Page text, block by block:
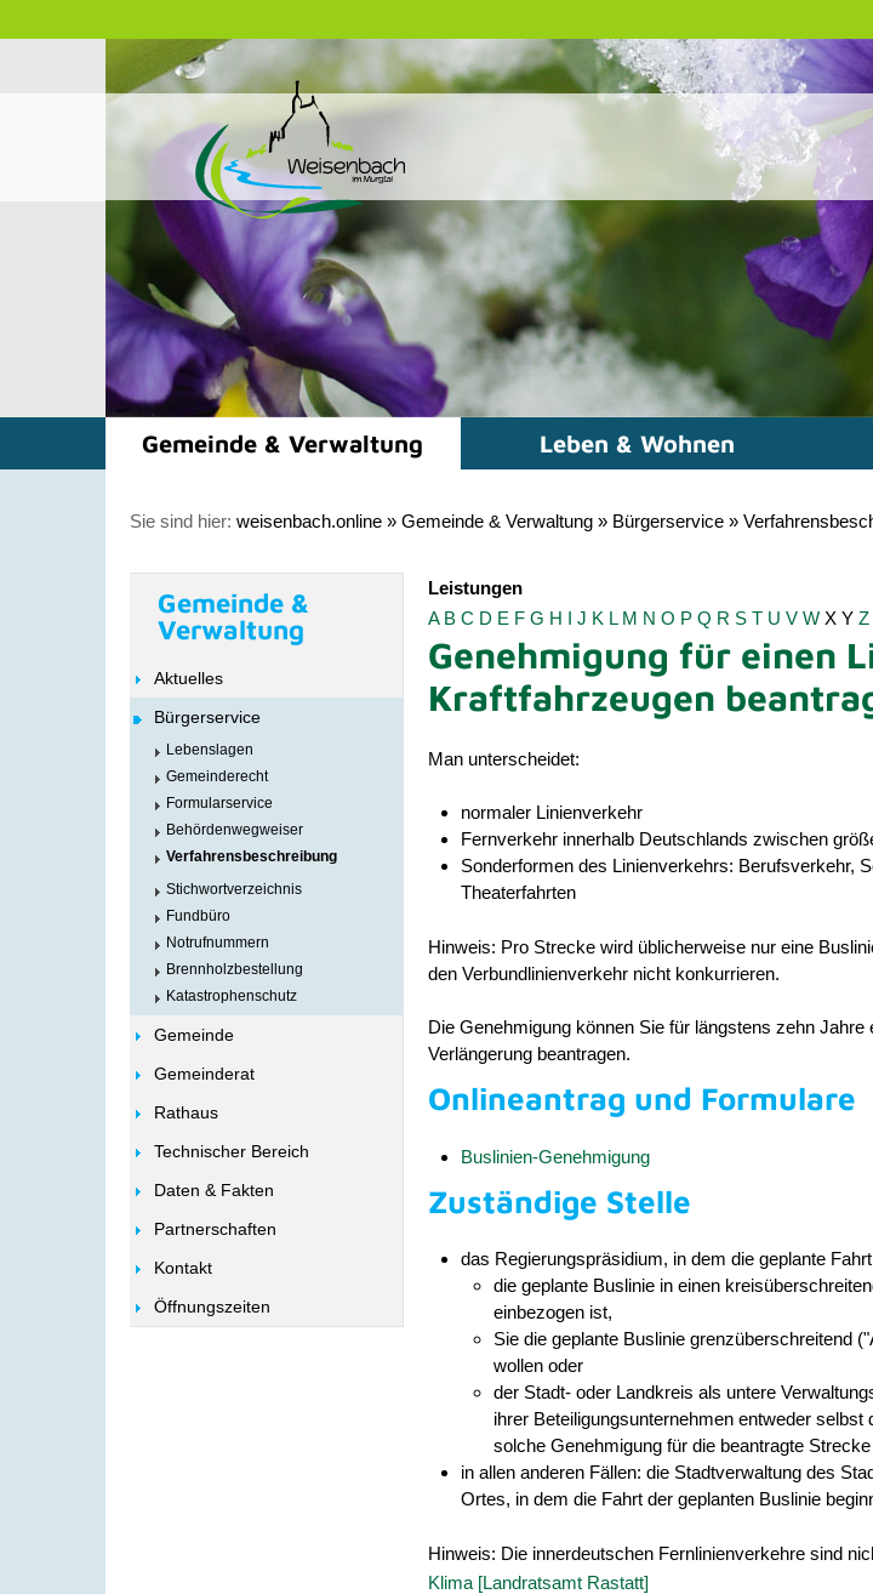
Gemeinde & Verwaltung Leben & Wohnen
Sie sind hier: weisenbach.online » Gemeinde & Verwaltung » Bürgerservice »
Gemeinde &
Verwaltung
Aktuelles
Bürgerservice
Lebenslagen
Gemeinderecht
Formularservice
Behördenwegweiser
Verfahrensbeschreibung
Stichwortverzeichnis
Fundbüro
Notrufnummern
Brennholzbestellung
Katastrophenschutz
Gemeinde
Gemeinderat
Rathaus
Technischer Bereich
Daten & Fakten
Partnerschaften
Kontakt
Öffnungszeiten
Leistungen
A B C D E F G H I J K L M N O P Q R S T U V W X Y Z
Genehmigung für einen
Kraftfahrzeugen
Man unterscheidet:
normaler Linienverkehr
Fernverkehr innerhalb Deutschlands zwischen
Sonderformen des Linienverkehrs: Berufsverkehr,
Theaterfahrten
Hinweis: Pro Strecke wird üblicherweise nur eine
den Verbundlinienverkehr nicht konkurrieren.
Die Genehmigung können Sie für längstens zehn
Verlängerung beantragen.
Onlineantrag und Formulare
Buslinien-Genehmigung
Zuständige Stelle
das Regierungspräsidium, in dem die geplante
die geplante Buslinie in einen
einbezogen ist,
Sie die geplante Buslinie grenzüberschreitend
wollen oder
der Stadt- oder Landkreis als untere
ihrer Beteiligungsunternehmen entweder selbst
solche Genehmigung für die beantragte
in allen anderen Fällen: die Stadtverwaltung des
Ortes, in dem die Fahrt der geplanten Buslinie
Hinweis: Die innerdeutschen Fernlinienverkehre sind
Klima [Landratsamt Rastatt]